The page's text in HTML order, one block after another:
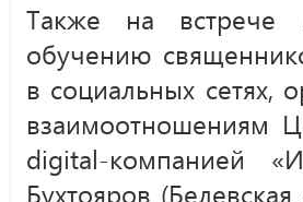
Также на встрече
обучению
в социальных сетях,
взаимоотношениям
digital-компанией
Бухтояров